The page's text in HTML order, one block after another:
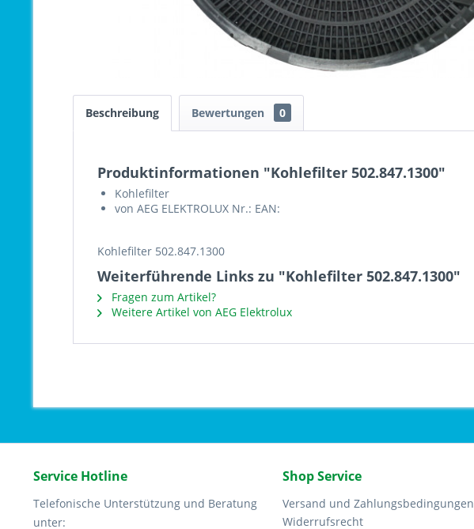
Beschreibung Bewertungen 0
Produktinformationen "Kohlefilter 502.847.1300"
Kohlefilter
von AEG ELEKTROLUX Nr.: EAN:
Kohlefilter 502.847.1300
Weiterführende Links zu "Kohlefilter 502.847.1300"
Fragen zum Artikel?
Weitere Artikel von AEG Elektrolux
Service Hotline
Telefonische Unterstützung und Beratung
unter:
Shop Service
Versand und Zahlungsbedingungen
Widerrufsrecht